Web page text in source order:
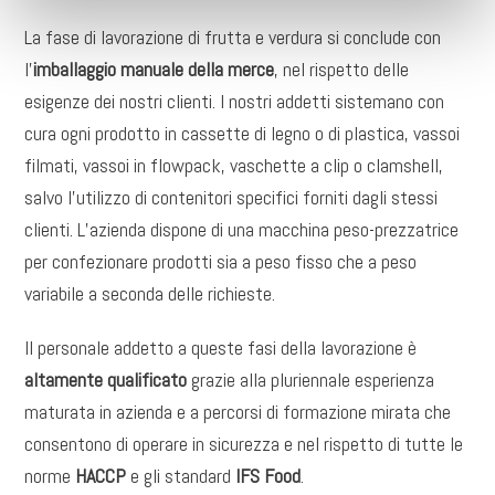
La fase di lavorazione di frutta e verdura si conclude con
l’imballaggio manuale della merce, nel rispetto delle
esigenze dei nostri clienti. I nostri addetti sistemano con
cura ogni prodotto in cassette di legno o di plastica, vassoi
filmati, vassoi in flowpack, vaschette a clip o clamshell,
salvo l’utilizzo di contenitori specifici forniti dagli stessi
clienti. L’azienda dispone di una macchina peso-prezzatrice
per confezionare prodotti sia a peso fisso che a peso
variabile a seconda delle richieste.
Il personale addetto a queste fasi della lavorazione è
altamente qualificato grazie alla pluriennale esperienza
maturata in azienda e a percorsi di formazione mirata che
consentono di operare in sicurezza e nel rispetto di tutte le
norme HACCPe gli standard IFS Food.